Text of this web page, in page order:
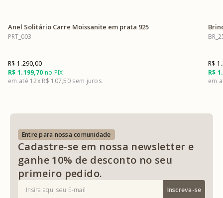
Anel Solitário Carre Moissanite em prata 925
PRT_003
R$ 1.199,70 no PIX
R$ 1.290,00
12x R$ 107,50
R$
R$
Entre para nossa comunidade
Cadastre-se em nossa newsletter e
ganhe 10% de desconto no seu
primeiro pedido.
Inscreva-se